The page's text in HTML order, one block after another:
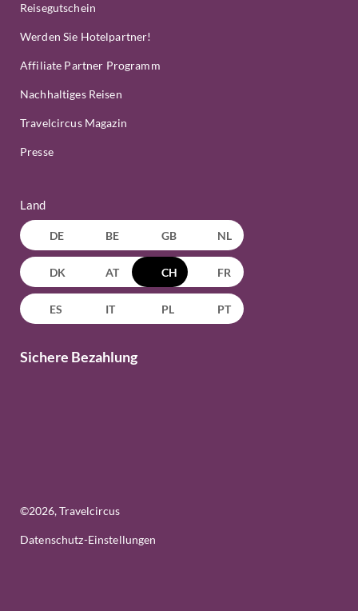
Reisegutschein
Werden Sie Hotelpartner!
Affiliate Partner Programm
Nachhaltiges Reisen
Travelcircus Magazin
Presse
Land
DE BE GB NL
DK AT CH FR
ES IT PL PT
Sichere Bezahlung
©2026, Travelcircus
Datenschutz-Einstellungen